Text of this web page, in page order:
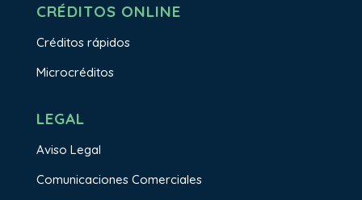
CRÉDITOS ONLINE
Créditos rápidos
Microcréditos
LEGAL
Aviso Legal
Comunicaciones Comerciales